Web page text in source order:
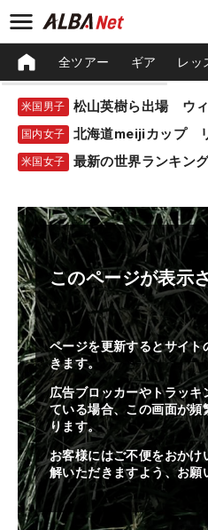
全ツアー ギア レッ
米国男子
国内女子 北海道meijiカップ
米国女子 最新の世界ランキン
このページが表示
ページを更新するとサイト
きます。
広告ブロッカーやトラッキ
ている場合、この画面が頻
ります。
お客様にはご不便をおかけ
解いただきますよう、お願